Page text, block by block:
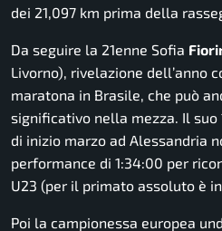
dei 21,097 km prima della
Da seguire la 21enne Sofia
Livorno), rivelazione dell’anno
maratona in Brasile, che può
significativo nella mezza. Il suo
di inizio marzo ad Alessandria
performance di 1:34:00 per
U23 (per il primato assoluto è
Poi la campionessa europea